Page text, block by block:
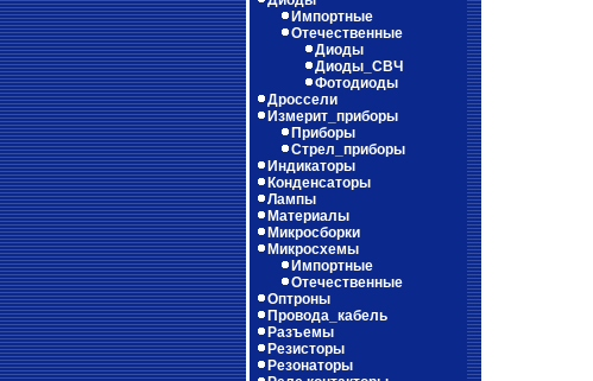
Импортные
Отечественные
Диоды
Диоды_СВЧ
Фотодиоды
Дроссели
Измерит_приборы
Приборы
Стрел_приборы
Индикаторы
Конденсаторы
Лампы
Материалы
Микросборки
Микросхемы
Импортные
Отечественные
Оптроны
Провода_кабель
Разъемы
Резисторы
Резонаторы